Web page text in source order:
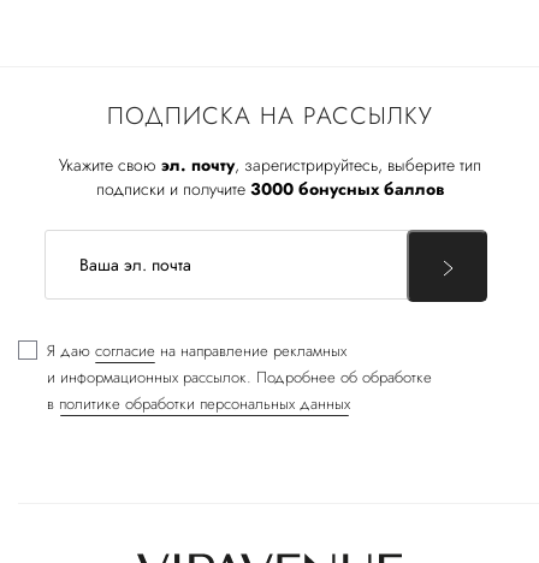
ПОДПИСКА НА РАССЫЛКУ
Укажите свою эл. почту, зарегистрируйтесь, выберите тип
подписки и получите 3000 бонусных баллов
Я даю согласие на направление рекламных
и информационных рассылок. Подробнее об обработке
в политике обработки персональных данных